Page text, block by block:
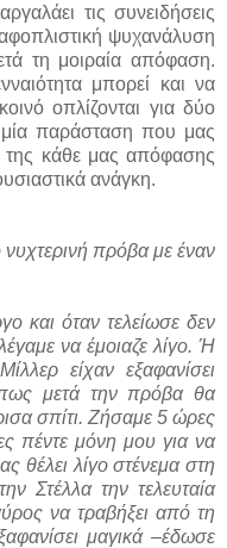
τις συνειδήσεις
ψυχανάλυση
τη μοιραία απόφαση.
μπορεί και να
οπλίζονται για δύο
παράσταση που μας
της κάθε μας απόφασης
ανάγκη.
πρόβα με έναν
και όταν τελείωσε δεν
να έμοιαζε λίγο. Ή
είχαν εξαφανίσει
πως μετά την πρόβα θα
σπίτι. Ζήσαμε 5 ώρες
πέντε μόνη μου για να
θέλει λίγο στένεμα στη
Στέλλα την τελευταία
να τραβήξει από τη
μαγικά –έδωσε